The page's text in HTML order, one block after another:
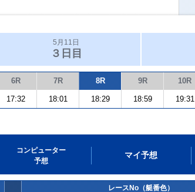
5月11日
３日目
6R 7R 8R 9R 10R
17:32 18:01 18:29 18:59 19:31
コンピューター
予想
マイ予想
レースNo（艇番色）